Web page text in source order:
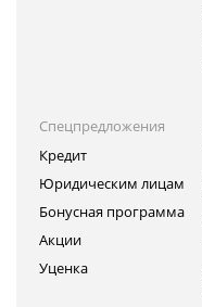
Спецпредложения
Кредит
Юридическим лицам
Бонусная программа
Акции
Уценка